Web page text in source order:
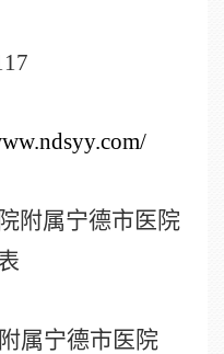
附属宁德市医院
属宁德市医院